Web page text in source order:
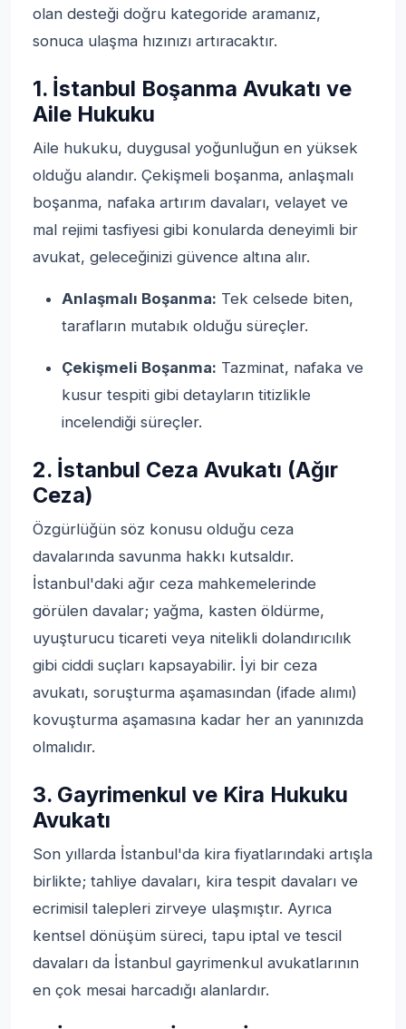
olan desteği doğru kategoride aramanız,
sonuca ulaşma hızınızı artıracaktır.
1. İstanbul Boşanma Avukatı ve
Aile Hukuku
Aile hukuku, duygusal yoğunluğun en yüksek
olduğu alandır. Çekişmeli boşanma, anlaşmalı
boşanma, nafaka artırım davaları, velayet ve
mal rejimi tasfiyesi gibi konularda deneyimli bir
avukat, geleceğinizi güvence altına alır.
Anlaşmalı Boşanma: Tek celsede biten,
tarafların mutabık olduğu süreçler.
Çekişmeli Boşanma: Tazminat, nafaka ve
kusur tespiti gibi detayların titizlikle
incelendiği süreçler.
2. İstanbul Ceza Avukatı (Ağır
Ceza)
Özgürlüğün söz konusu olduğu ceza
davalarında savunma hakkı kutsaldır.
İstanbul'daki ağır ceza mahkemelerinde
görülen davalar; yağma, kasten öldürme,
uyuşturucu ticareti veya nitelikli dolandırıcılık
gibi ciddi suçları kapsayabilir. İyi bir ceza
avukatı, soruşturma aşamasından (ifade alımı)
kovuşturma aşamasına kadar her an yanınızda
olmalıdır.
3. Gayrimenkul ve Kira Hukuku
Avukatı
Son yıllarda İstanbul'da kira fiyatlarındaki artışla
birlikte; tahliye davaları, kira tespit davaları ve
ecrimisil talepleri zirveye ulaşmıştır. Ayrıca
kentsel dönüşüm süreci, tapu iptal ve tescil
davaları da İstanbul gayrimenkul avukatlarının
en çok mesai harcadığı alanlardır.